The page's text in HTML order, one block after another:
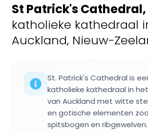
St Patrick's Cathedral,
katholieke kathedraal
Auckland, Nieuw-
St. Patrick's Cathedral is
katholieke kathedraal in
van Auckland met witte
en gotische elementen
spitsbogen en ribgewelven.